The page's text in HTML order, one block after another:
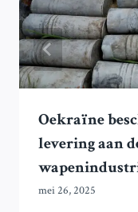
Oekraïne
levering aan
mei 26, 2025